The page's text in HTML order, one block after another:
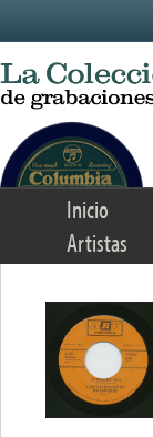
Inicio
Artistas